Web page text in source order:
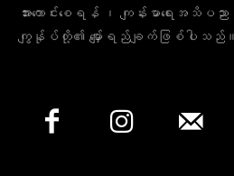
အားကောင်းစေရန် ၊ ကျန်းမာရေးအသိ
ကျွန်ုပ်တို့၏ မျှော်ရည်ချက်ဖြစ်ပါသည်။